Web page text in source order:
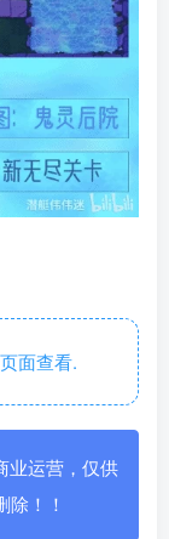
面查看.
业运营，仅供
！！